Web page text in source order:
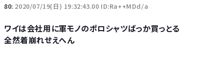
80: 2020/07/19(日) 19:32:43.00 ID:Ra++MDd/a
ワイは会社用に軍モノのポロシャツばっか買っとる
全然着崩れせえへん